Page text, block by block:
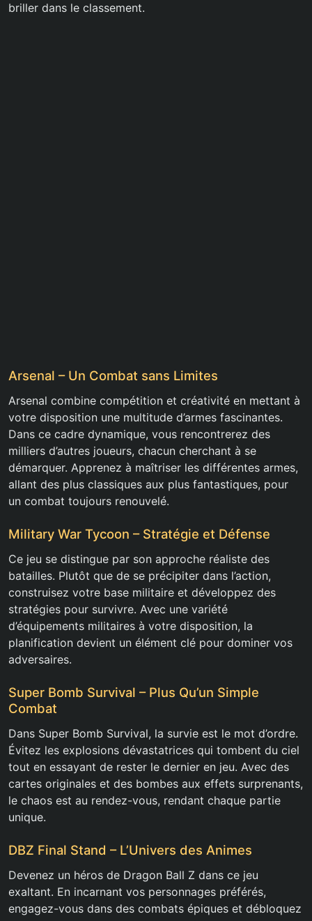
briller dans le classement.
Arsenal – Un Combat sans Limites
Arsenal combine compétition et créativité en mettant à
votre disposition une multitude d’armes fascinantes.
Dans ce cadre dynamique, vous rencontrerez des
milliers d’autres joueurs, chacun cherchant à se
démarquer. Apprenez à maîtriser les différentes armes,
allant des plus classiques aux plus fantastiques, pour
un combat toujours renouvelé.
Military War Tycoon – Stratégie et Défense
Ce jeu se distingue par son approche réaliste des
batailles. Plutôt que de se précipiter dans l’action,
construisez votre base militaire et développez des
stratégies pour survivre. Avec une variété
d’équipements militaires à votre disposition, la
planification devient un élément clé pour dominer vos
adversaires.
Super Bomb Survival – Plus Qu’un Simple
Combat
Dans Super Bomb Survival, la survie est le mot d’ordre.
Évitez les explosions dévastatrices qui tombent du ciel
tout en essayant de rester le dernier en jeu. Avec des
cartes originales et des bombes aux effets surprenants,
le chaos est au rendez-vous, rendant chaque partie
unique.
DBZ Final Stand – L’Univers des Animes
Devenez un héros de Dragon Ball Z dans ce jeu
exaltant. En incarnant vos personnages préférés,
engagez-vous dans des combats épiques et débloquez